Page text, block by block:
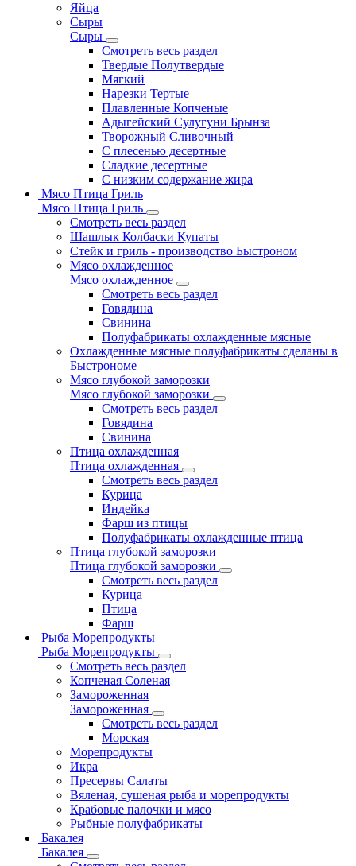
Яйца
Сыры
Сыры
Смотреть весь раздел
Твердые Полутвердые
Мягкий
Нарезки Тертые
Плавленные Копченые
Адыгейский Сулугуни Брынза
Творожный Сливочный
С плесенью десертные
Сладкие десертные
С низким содержание жира
Мясо Птица Гриль
Мясо Птица Гриль
Смотреть весь раздел
Шашлык Колбаски Купаты
Стейк и гриль - производство Быстроном
Мясо охлажденное
Мясо охлажденное
Смотреть весь раздел
Говядина
Свинина
Полуфабрикаты охлажденные мясные
Охлажденные мясные полуфабрикаты сделаны в
Быстрономе
Мясо глубокой заморозки
Мясо глубокой заморозки
Смотреть весь раздел
Говядина
Свинина
Птица охлажденная
Птица охлажденная
Смотреть весь раздел
Курица
Индейка
Фарш из птицы
Полуфабрикаты охлажденные птица
Птица глубокой заморозки
Птица глубокой заморозки
Смотреть весь раздел
Курица
Птица
Фарш
Рыба Морепродукты
Рыба Морепродукты
Смотреть весь раздел
Копченая Соленая
Замороженная
Замороженная
Смотреть весь раздел
Морская
Морепродукты
Икра
Пресервы Салаты
Вяленая, сушеная рыба и морепродукты
Крабовые палочки и мясо
Рыбные полуфабрикаты
Бакалея
Бакалея